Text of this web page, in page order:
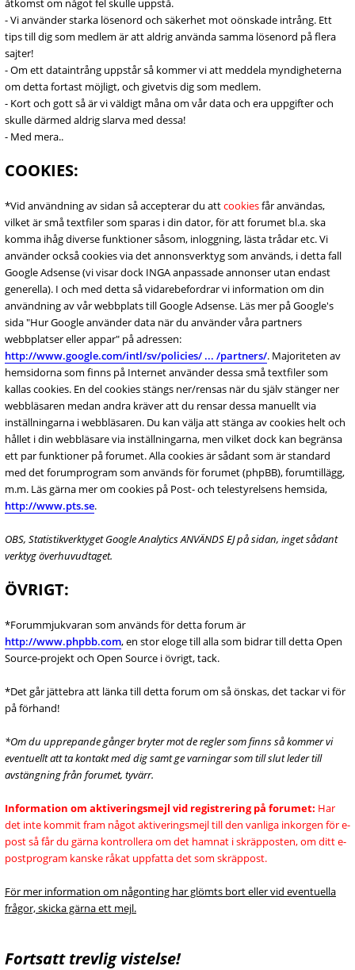
åtkomst om något fel skulle uppstå.
- Vi använder starka lösenord och säkerhet mot oönskade intrång. Ett
tips till dig som medlem är att aldrig använda samma lösenord på flera
sajter!
- Om ett dataintrång uppstår så kommer vi att meddela myndigheterna
om detta fortast möjligt, och givetvis dig som medlem.
- Kort och gott så är vi väldigt måna om vår data och era uppgifter och
skulle därmed aldrig slarva med dessa!
- Med mera..
COOKIES:
*Vid användning av sidan så accepterar du attcookiesfår användas,
vilket är små textfiler som sparas i din dator, för att forumet bl.a. ska
komma ihåg diverse funktioner såsom, inloggning, lästa trådar etc. Vi
använder också cookies via det annonsverktyg som används, i detta fall
Google Adsense (vi visar dock INGA anpassade annonser utan endast
generella). I och med detta så vidarebefordrar vi information om din
användning av vår webbplats till Google Adsense. Läs mer på Google's
sida "Hur Google använder data när du använder våra partners
webbplatser eller appar" på adressen:
http://www.google.com/intl/sv/policies/ ... /partners/. Majoriteten av
hemsidorna som finns på Internet använder dessa små textfiler som
kallas cookies. En del cookies stängs ner/rensas när du själv stänger ner
webbläsaren medan andra kräver att du rensar dessa manuellt via
inställningarna i webbläsaren. Du kan välja att stänga av cookies helt och
hållet i din webbläsare via inställningarna, men vilket dock kan begränsa
ett par funktioner på forumet. Alla cookies är sådant som är standard
med det forumprogram som används för forumet (phpBB), forumtillägg,
m.m. Läs gärna mer om cookies på Post- och telestyrelsens hemsida,
http://www.pts.se.
OBS, Statistikverktyget Google Analytics ANVÄNDS EJ på sidan, inget sådant
verktyg överhuvudtaget.
ÖVRIGT:
*Forummjukvaran som används för detta forum är
http://www.phpbb.com, en stor eloge till alla som bidrar till detta Open
Source-projekt och Open Source i övrigt, tack.
*Det går jättebra att länka till detta forum om så önskas, det tackar vi för
på förhand!
*Om du upprepande gånger bryter mot de regler som finns så kommer vi
eventuellt att ta kontakt med dig samt ge varningar som till slut leder till
avstängning från forumet, tyvärr.
Information om aktiveringsmejl vid registrering på forumet: Har
det inte kommit fram något aktiveringsmejl till den vanliga inkorgen för e-
post så får du gärna kontrollera om det hamnat i skräpposten, om ditt e-
postprogram kanske råkat uppfatta det som skräppost.
För mer information om någonting har glömts bort eller vid eventuella
frågor, skicka gärna ett mejl.
Fortsatt trevlig vistelse!